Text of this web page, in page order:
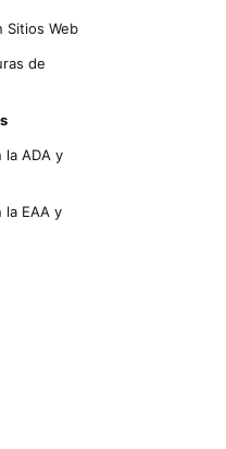
Sitios Web
de
la ADA y
la EAA y